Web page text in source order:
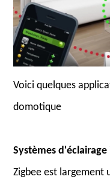
Voici quelques
domotique
Systèmes
Zigbee est largement